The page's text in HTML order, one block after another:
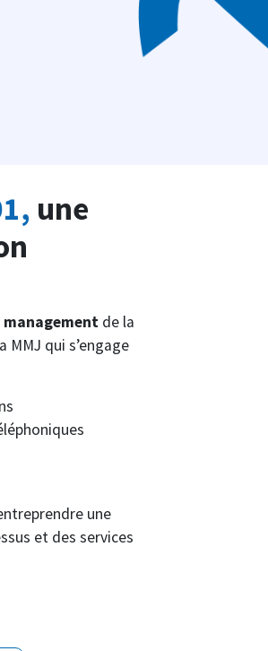
une
de la
MMJ qui s’engage
une
et des services